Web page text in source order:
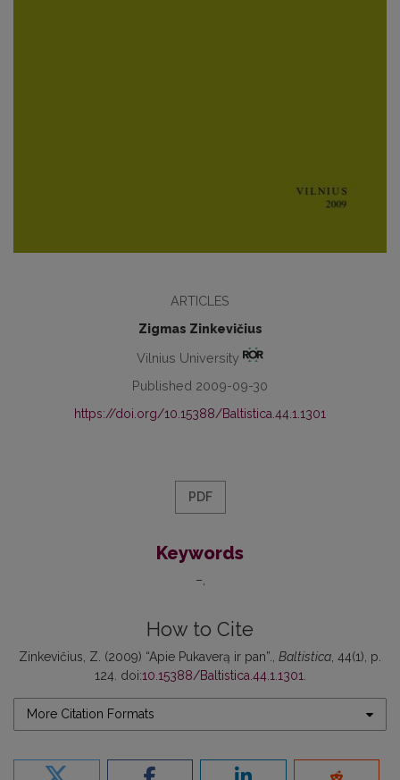
ARTICLES
Zigmas Zinkevičius
Vilnius University
Published 2009-09-30
https://doi.org/10.15388/Baltistica.44.1.1301
PDF
Keywords
–
How to Cite
Zinkevičius, Z. (2009) “Apie Pukaverą ir pan”., Baltistica, 44(1), p.
124. doi:10.15388/Baltistica.44.1.1301.
More Citation Formats